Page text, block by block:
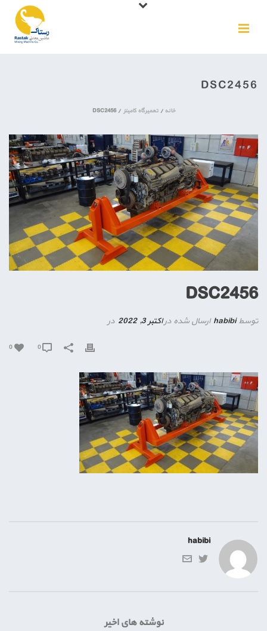
DSC2456
خانه /تعمیرگاه کامینز / DSC2456
DSC2456
توسطhabibiارسال شده دراکتبر 3, 2022 در
0
habibi
نوشته های اخیر